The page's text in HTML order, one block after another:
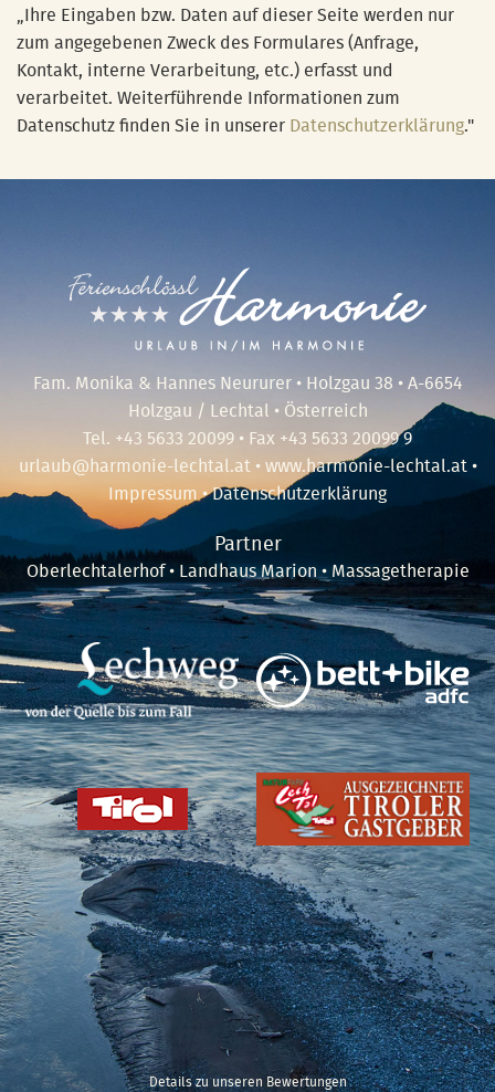
„Ihre Eingaben bzw. Daten auf dieser Seite werden nur
zum angegebenen Zweck des Formulares (Anfrage,
Kontakt, interne Verarbeitung, etc.) erfasst und
verarbeitet. Weiterführende Informationen zum
Datenschutz finden Sie in unserer Datenschutzerklärung."
Fam. Monika & Hannes Neururer • Holzgau 38 • A-6654
Holzgau / Lechtal • Österreich
Tel. +43 5633 20099 • Fax +43 5633 20099 9
urlaub@harmonie-lechtal.at•www.harmonie-lechtal.at•
Impressum•Datenschutzerklärung
Partner
Oberlechtalerhof• Landhaus Marion•Massagetherapie
Details zu unseren Bewertungen